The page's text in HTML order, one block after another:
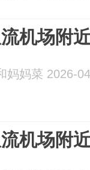
机场附
妈妈菜 2026-
机场附